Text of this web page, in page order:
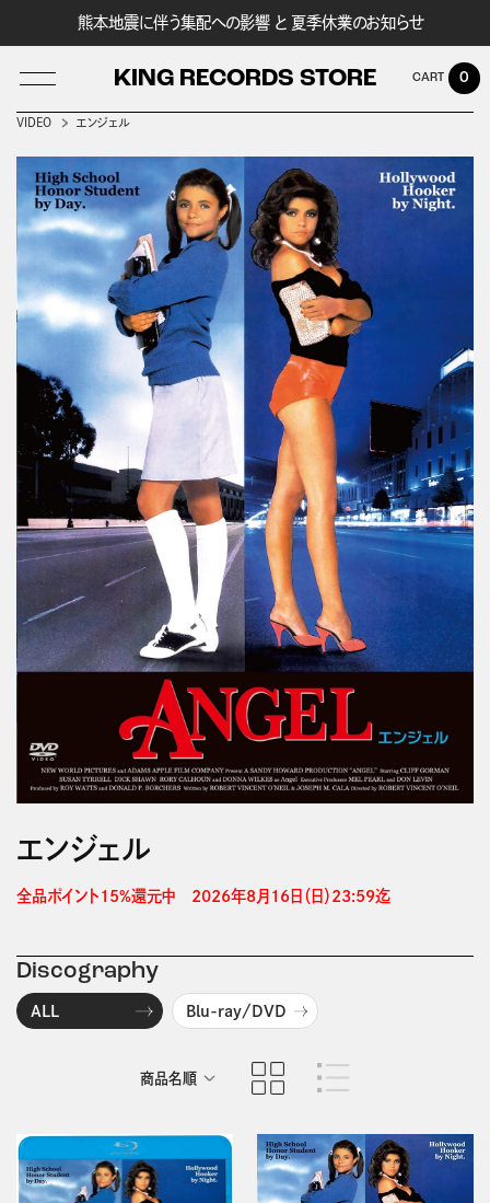
熊本地震に伴う集配への影響 と 夏季休業のお知らせ
KING RECORDS STORE
LOG IN
0
VIDEO エンジェル
エンジェル
全品ポイント15%還元中　2026年8月16日（日）23:59迄
Discography
ALL Blu-ray/DVD
商品名順